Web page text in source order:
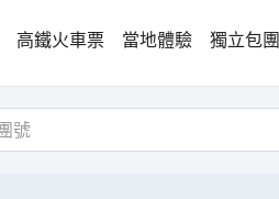
高鐵火車票 當地體驗 獨立包團